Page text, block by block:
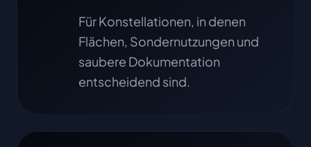
Für Konstellationen, in denen
Flächen, Sondernutzungen und
saubere Dokumentation
entscheidend sind.